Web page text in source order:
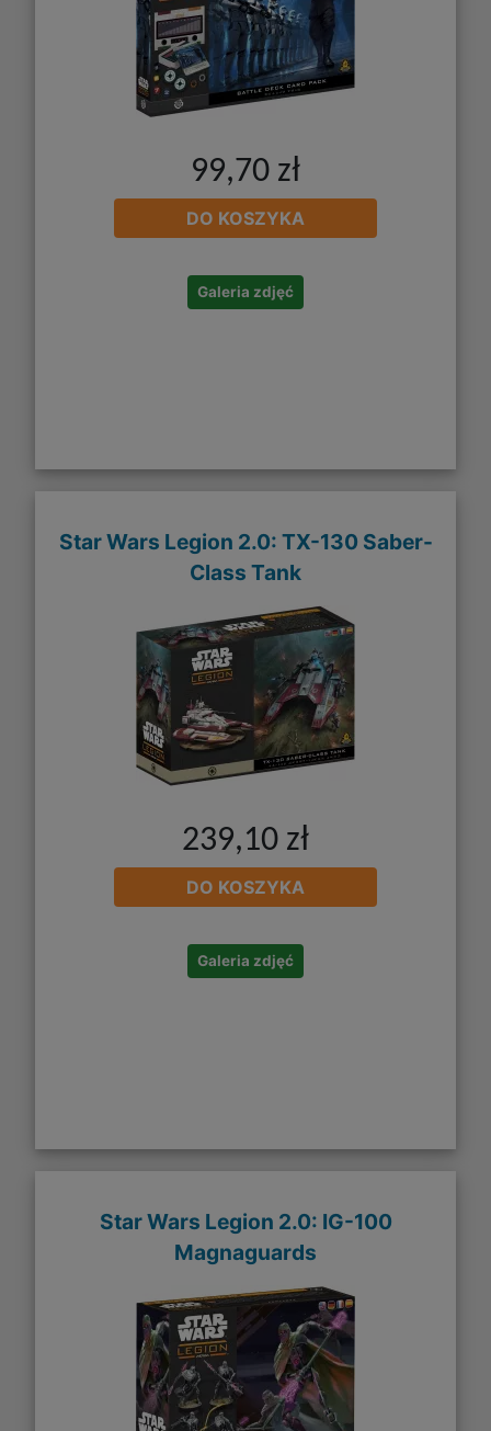
99,70 zł
DO KOSZYKA
Galeria zdjęć
Star Wars Legion 2.0: TX-130 Saber-
Class Tank
239,10 zł
DO KOSZYKA
Galeria zdjęć
Star Wars Legion 2.0: IG-100
Magnaguards